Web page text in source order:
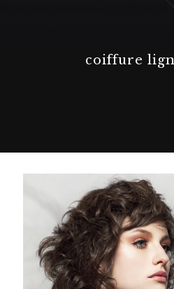
coiffure